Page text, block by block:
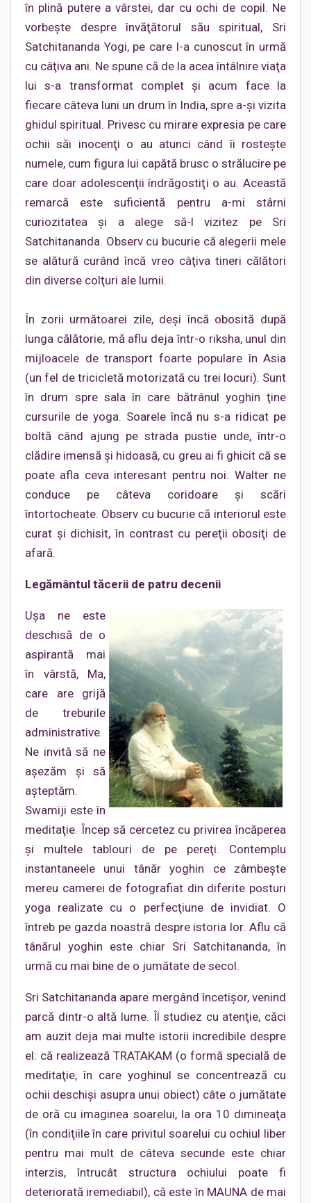
în plină putere a vârstei, dar cu ochi de copil. Ne
vorbeşte despre învăţătorul său spiritual, Sri
Satchitananda Yogi, pe care l-a cunoscut în urmă
cu câţiva ani. Ne spune că de la acea întâlnire viaţa
lui s-a transformat complet şi acum face la
fiecare câteva luni un drum în India, spre a-şi vizita
ghidul spiritual. Privesc cu mirare expresia pe care
ochii săi inocenţi o au atunci când îi rosteşte
numele, cum figura lui capătă brusc o strălucire pe
care doar adolescenţii îndrăgostiţi o au. Această
remarcă este suficientă pentru a-mi stârni
curiozitatea şi a alege să-l vizitez pe Sri
Satchitananda. Observ cu bucurie că alegerii mele
se alătură curând încă vreo câţiva tineri călători
din diverse colţuri ale lumii.
În zorii următoarei zile, deşi încă obosită după
lunga călătorie, mă aflu deja într-o riksha, unul din
mijloacele de transport foarte populare în Asia
(un fel de tricicletă motorizată cu trei locuri). Sunt
în drum spre sala în care bătrânul yoghin ţine
cursurile de yoga. Soarele încă nu s-a ridicat pe
boltă când ajung pe strada pustie unde, într-o
clădire imensă şi hidoasă, cu greu ai fi ghicit că se
poate afla ceva interesant pentru noi. Walter ne
conduce pe câteva coridoare şi scări
întortocheate. Observ cu bucurie că interiorul este
curat şi dichisit, în contrast cu pereţii obosiţi de
afară.
Legământul tăcerii de patru decenii
Uşa ne este
deschisă de o
aspirantă mai
în vârstă, Ma,
care are grijă
de treburile
administrative.
Ne invită să ne
aşezăm şi să
aşteptăm.
Swamiji este în
meditaţie. Încep să cercetez cu privirea încăperea
şi multele tablouri de pe pereţi. Contemplu
instantaneele unui tânăr yoghin ce zâmbeşte
mereu camerei de fotografiat din diferite posturi
yoga realizate cu o perfecţiune de invidiat. O
întreb pe gazda noastră despre istoria lor. Aflu că
tânărul yoghin este chiar Sri Satchitananda, în
urmă cu mai bine de o jumătate de secol.
Sri Satchitananda apare mergând încetişor, venind
parcă dintr-o altă lume. Îl studiez cu atenţie, căci
am auzit deja mai multe istorii incredibile despre
el: că realizează TRATAKAM (o formă specială de
meditaţie, în care yoghinul se concentrează cu
ochii deschişi asupra unui obiect) câte o jumătate
de oră cu imaginea soarelui, la ora 10 dimineaţa
(în condiţiile în care privitul soarelui cu ochiul liber
pentru mai mult de câteva secunde este chiar
interzis, întrucât structura ochiului poate fi
deteriorată iremediabil), că este în MAUNA de mai